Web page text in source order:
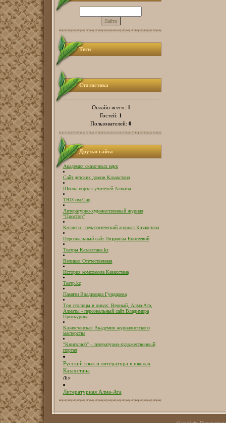
Теги
Статистика
Онлайн всего: 1
Гостей: 1
Пользователей: 0
Друзья сайта
Академия сказочных наук
Сайт детских домов Казахстана
Школа-портал учителей Алматы
ТЮЗ им.Сац
Литературно-художественный журнал
"Простор"
Коллеги - педагогический журнал Казахстана
Персональный сайт Людмилы Енисеевой
Театры Казахстана.kz
Великая Отечественная
История комсомола Казахстана
Театр.kz
Памяти Владимира Гундарева
Три столицы в лицах: Верный, Алма-Ата,
Алматы - персональный сайт Владимира
Проскурина
Казахстанская Академия журналистского
мастерства
"Книголюб" - литературно-художественный
портал
Русский язык и литература в школах
Казахстана
/li>
Литературная Алма-Ата